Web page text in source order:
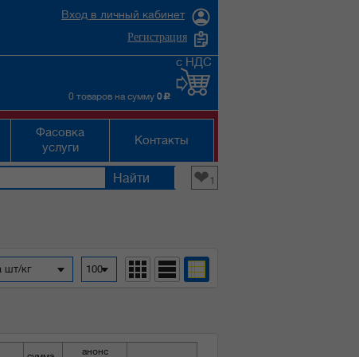
Вход в личный кабинет
Регистрация
0 товаров на сумму 0 c
с НДС
Фасовка
услуги
Контакты
❤1
100
шт/кг
анонс